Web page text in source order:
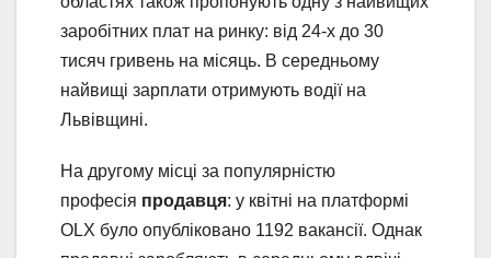
заробітних плат на ринку: від 24-х до 30
тисяч гривень на місяць. В середньому
найвищі зарплати отримують водії на
Львівщині.
На другому місці за популярністю
професія продавця: у квітні на платформі
OLX було опубліковано 1192 вакансії. Однак